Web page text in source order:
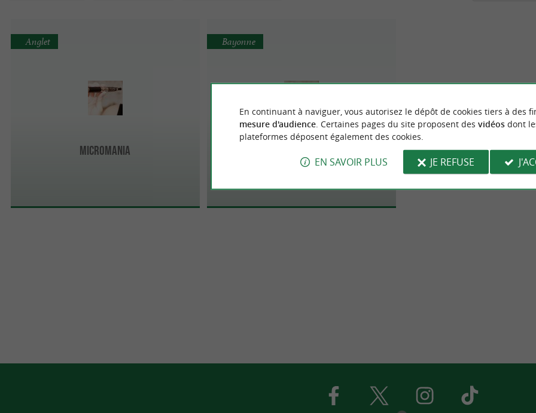
MICROMANIA
Anglet
E-liquides
Bayonne
En continuant à naviguer, vous autorisez le dépôt de cookies tiers à des
mesure d'audience. Certaines pages du site proposent des vidéosdont
plateformes déposent également des cookies.
EN SAVOIR PLUS JE REFUSE